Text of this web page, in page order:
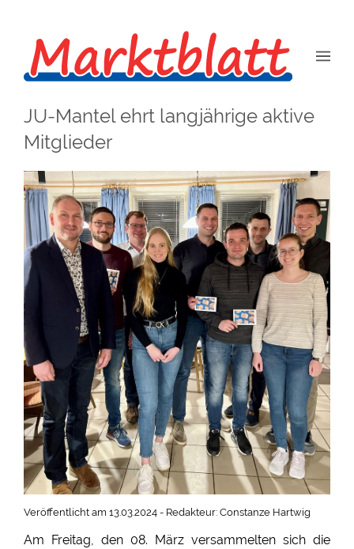
JU-Mantel ehrt langjährige aktive
Mitglieder
Veröffentlicht am 13.03.2024 - Redakteur: Constanze Hartwig
Am Freitag, den 08. März versammelten sich die